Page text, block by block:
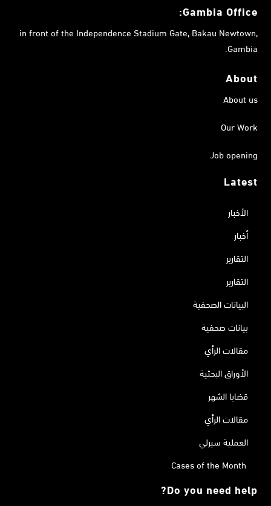
Gambia Office:
in front of the Independence Stadium Gate, Bakau Newtown,
Gambia.
About
About us
Our Work
Job opening
Latest
الأخبار
أخبار
التقارير
التقارير
البيانات الصحفية
بيانات صحفية
مقالات الرأي
الأوراق البحثية
قضايا الشهر
مقالات الرأي
العملية سيرلي
Cases of the Month
Do you need help?